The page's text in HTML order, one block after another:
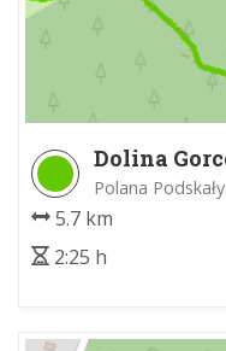
Dolina
Polana
5.7 km
2:25 h